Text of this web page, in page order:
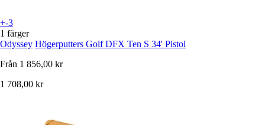
+-3
1 färger
Odyssey Högerputters Golf DFX Ten S 34' Pistol
Från 1 856,00 kr
1 708,00 kr